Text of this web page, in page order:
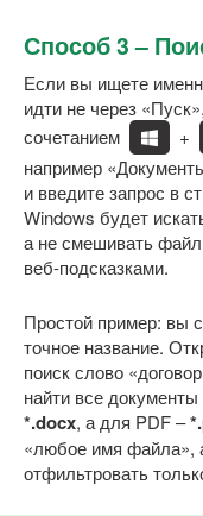
Способ 3 –
Если вы ищете
идти не через
сочетанием
+
например
и введите запрос в
Windows будет
а не смешивать
веб-подсказками.
Простой пример: вы
точное название.
поиск слово
найти все
*.docx, а для PDF –
«любое имя файла»,
отфильтровать